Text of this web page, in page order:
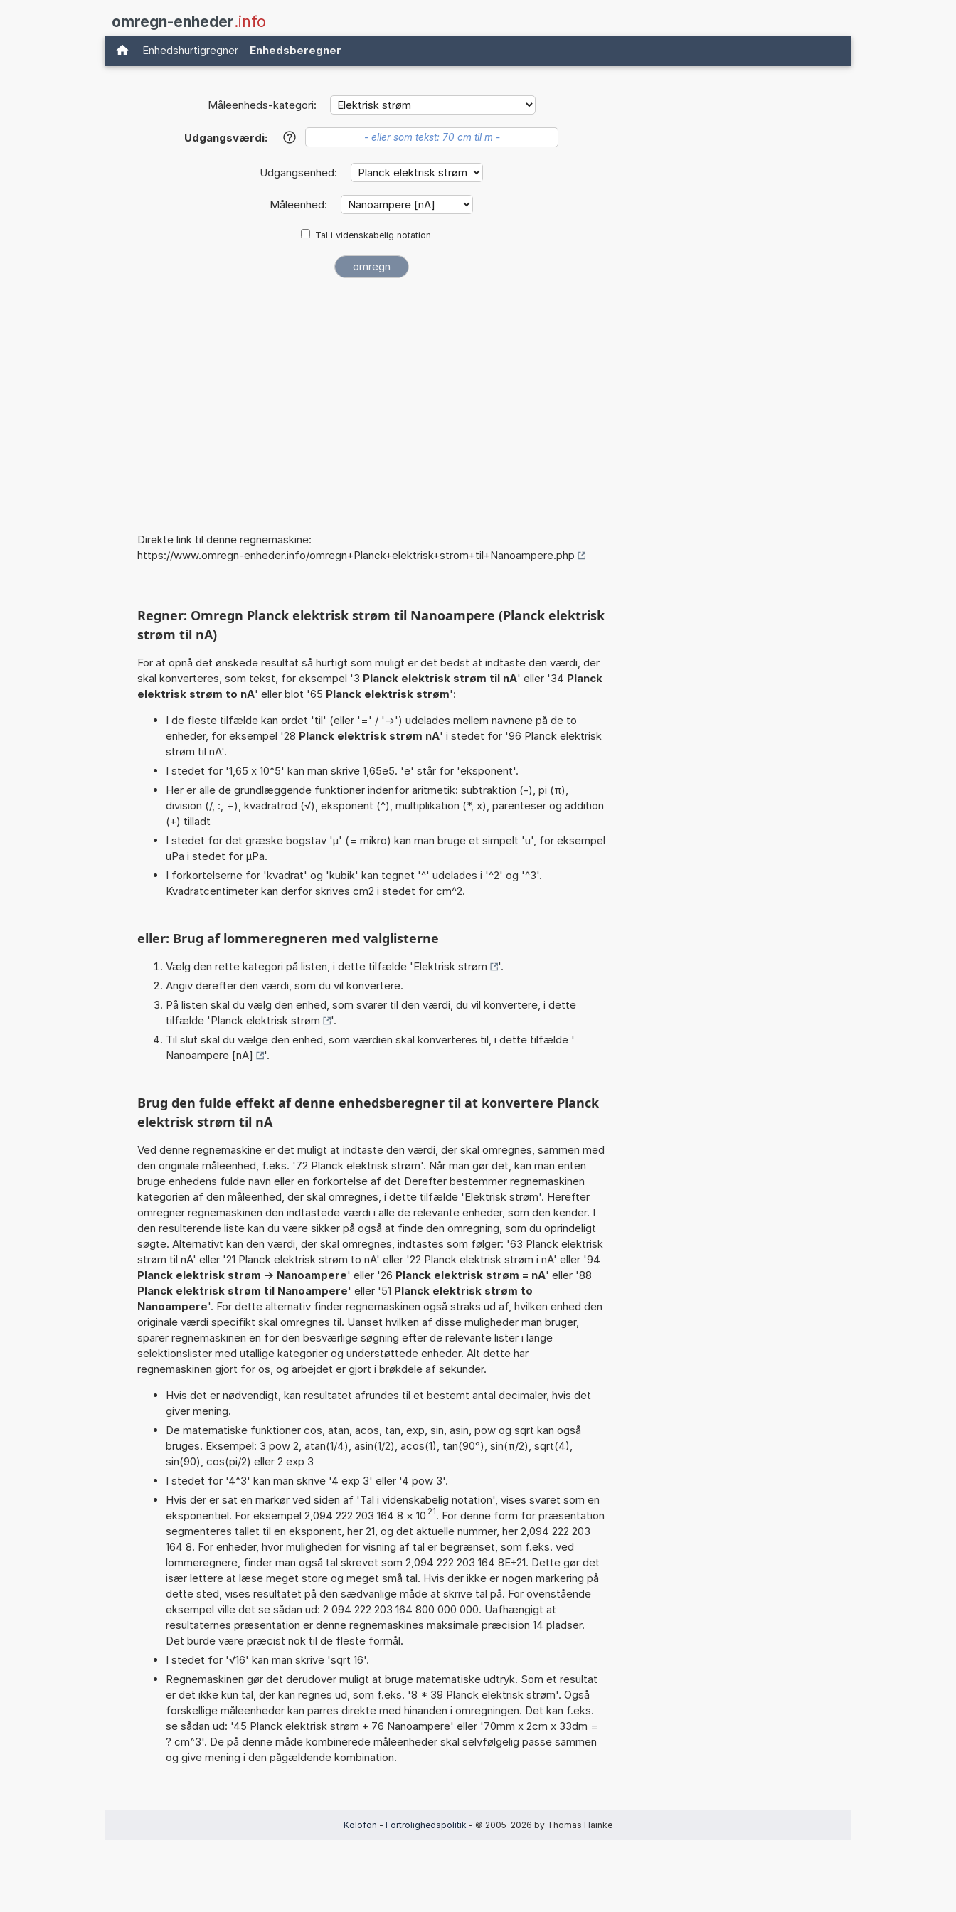
omregn-enheder.info
Enhedshurtigregner Enhedsberegner
Måleenheds-kategori:
Udgangsværdi: ?
Udgangsenhed:
Måleenhed:
Tal i videnskabelig notation
Direkte link til denne regnemaskine:
https://www.omregn-enheder.info/omregn+Planck+elektrisk+strom+til+Nanoampere.php
Regner: Omregn Planck elektrisk strøm til Nanoampere (Planck elektrisk
strøm til nA)
For at opnå det ønskede resultat så hurtigt som muligt er det bedst at indtaste den værdi, der
skal konverteres, som tekst, for eksempel '3 Planck elektrisk strøm til nA' eller '34 Planck
elektrisk strøm to nA' eller blot '65 Planck elektrisk strøm':
I de fleste tilfælde kan ordet 'til' (eller '=' / '->') udelades mellem navnene på de to
enheder, for eksempel '28 Planck elektrisk strøm nA' i stedet for '96 Planck elektrisk
strøm til nA'.
I stedet for '1,65 x 10^5' kan man skrive 1,65e5. 'e' står for 'eksponent'.
Her er alle de grundlæggende funktioner indenfor aritmetik: subtraktion (-), pi (π),
division (/, :, ÷), kvadratrod (√), eksponent (^), multiplikation (*, x), parenteser og addition
(+) tilladt
I stedet for det græske bogstav 'µ' (= mikro) kan man bruge et simpelt 'u', for eksempel
uPa i stedet for µPa.
I forkortelserne for 'kvadrat' og 'kubik' kan tegnet '^' udelades i '^2' og '^3'.
Kvadratcentimeter kan derfor skrives cm2 i stedet for cm^2.
eller: Brug af lommeregneren med valglisterne
Vælg den rette kategori på listen, i dette tilfælde 'Elektrisk strøm
'.
Angiv derefter den værdi, som du vil konvertere.
På listen skal du vælg den enhed, som svarer til den værdi, du vil konvertere, i dette
tilfælde 'Planck elektrisk strøm
'.
Til slut skal du vælge den enhed, som værdien skal konverteres til, i dette tilfælde '
Nanoampere [nA]
'.
Brug den fulde effekt af denne enhedsberegner til at konvertere Planck
elektrisk strøm til nA
Ved denne regnemaskine er det muligt at indtaste den værdi, der skal omregnes, sammen med
den originale måleenhed, f.eks. '72 Planck elektrisk strøm'. Når man gør det, kan man enten
bruge enhedens fulde navn eller en forkortelse af det Derefter bestemmer regnemaskinen
kategorien af den måleenhed, der skal omregnes, i dette tilfælde 'Elektrisk strøm'. Herefter
omregner regnemaskinen den indtastede værdi i alle de relevante enheder, som den kender. I
den resulterende liste kan du være sikker på også at finde den omregning, som du oprindeligt
søgte. Alternativt kan den værdi, der skal omregnes, indtastes som følger: '63 Planck elektrisk
strøm til nA' eller '21 Planck elektrisk strøm to nA' eller '22 Planck elektrisk strøm i nA' eller '94
Planck elektrisk strøm -> Nanoampere' eller '26 Planck elektrisk strøm = nA' eller '88
Planck elektrisk strøm til Nanoampere' eller '51 Planck elektrisk strøm to
Nanoampere'. For dette alternativ finder regnemaskinen også straks ud af, hvilken enhed den
originale værdi specifikt skal omregnes til. Uanset hvilken af disse muligheder man bruger,
sparer regnemaskinen en for den besværlige søgning efter de relevante lister i lange
selektionslister med utallige kategorier og understøttede enheder. Alt dette har
regnemaskinen gjort for os, og arbejdet er gjort i brøkdele af sekunder.
Hvis det er nødvendigt, kan resultatet afrundes til et bestemt antal decimaler, hvis det
giver mening.
De matematiske funktioner cos, atan, acos, tan, exp, sin, asin, pow og sqrt kan også
bruges. Eksempel: 3 pow 2, atan(1/4), asin(1/2), acos(1), tan(90°), sin(π/2), sqrt(4),
sin(90), cos(pi/2) eller 2 exp 3
I stedet for '4^3' kan man skrive '4 exp 3' eller '4 pow 3'.
Hvis der er sat en markør ved siden af 'Tal i videnskabelig notation', vises svaret som en
eksponentiel. For eksempel 2,094 222 203 164 8 × 10 21. For denne form for præsentation
segmenteres tallet til en eksponent, her 21, og det aktuelle nummer, her 2,094 222 203
164 8. For enheder, hvor muligheden for visning af tal er begrænset, som f.eks. ved
lommeregnere, finder man også tal skrevet som 2,094 222 203 164 8E+21. Dette gør det
især lettere at læse meget store og meget små tal. Hvis der ikke er nogen markering på
dette sted, vises resultatet på den sædvanlige måde at skrive tal på. For ovenstående
eksempel ville det se sådan ud: 2 094 222 203 164 800 000 000. Uafhængigt at
resultaternes præsentation er denne regnemaskines maksimale præcision 14 pladser.
Det burde være præcist nok til de fleste formål.
I stedet for '√16' kan man skrive 'sqrt 16'.
Regnemaskinen gør det derudover muligt at bruge matematiske udtryk. Som et resultat
er det ikke kun tal, der kan regnes ud, som f.eks. '8 * 39 Planck elektrisk strøm'. Også
forskellige måleenheder kan parres direkte med hinanden i omregningen. Det kan f.eks.
se sådan ud: '45 Planck elektrisk strøm + 76 Nanoampere' eller '70mm x 2cm x 33dm =
? cm^3'. De på denne måde kombinerede måleenheder skal selvfølgelig passe sammen
og give mening i den pågældende kombination.
Kolofon - Fortrolighedspolitik - © 2005-2026 by Thomas Hainke